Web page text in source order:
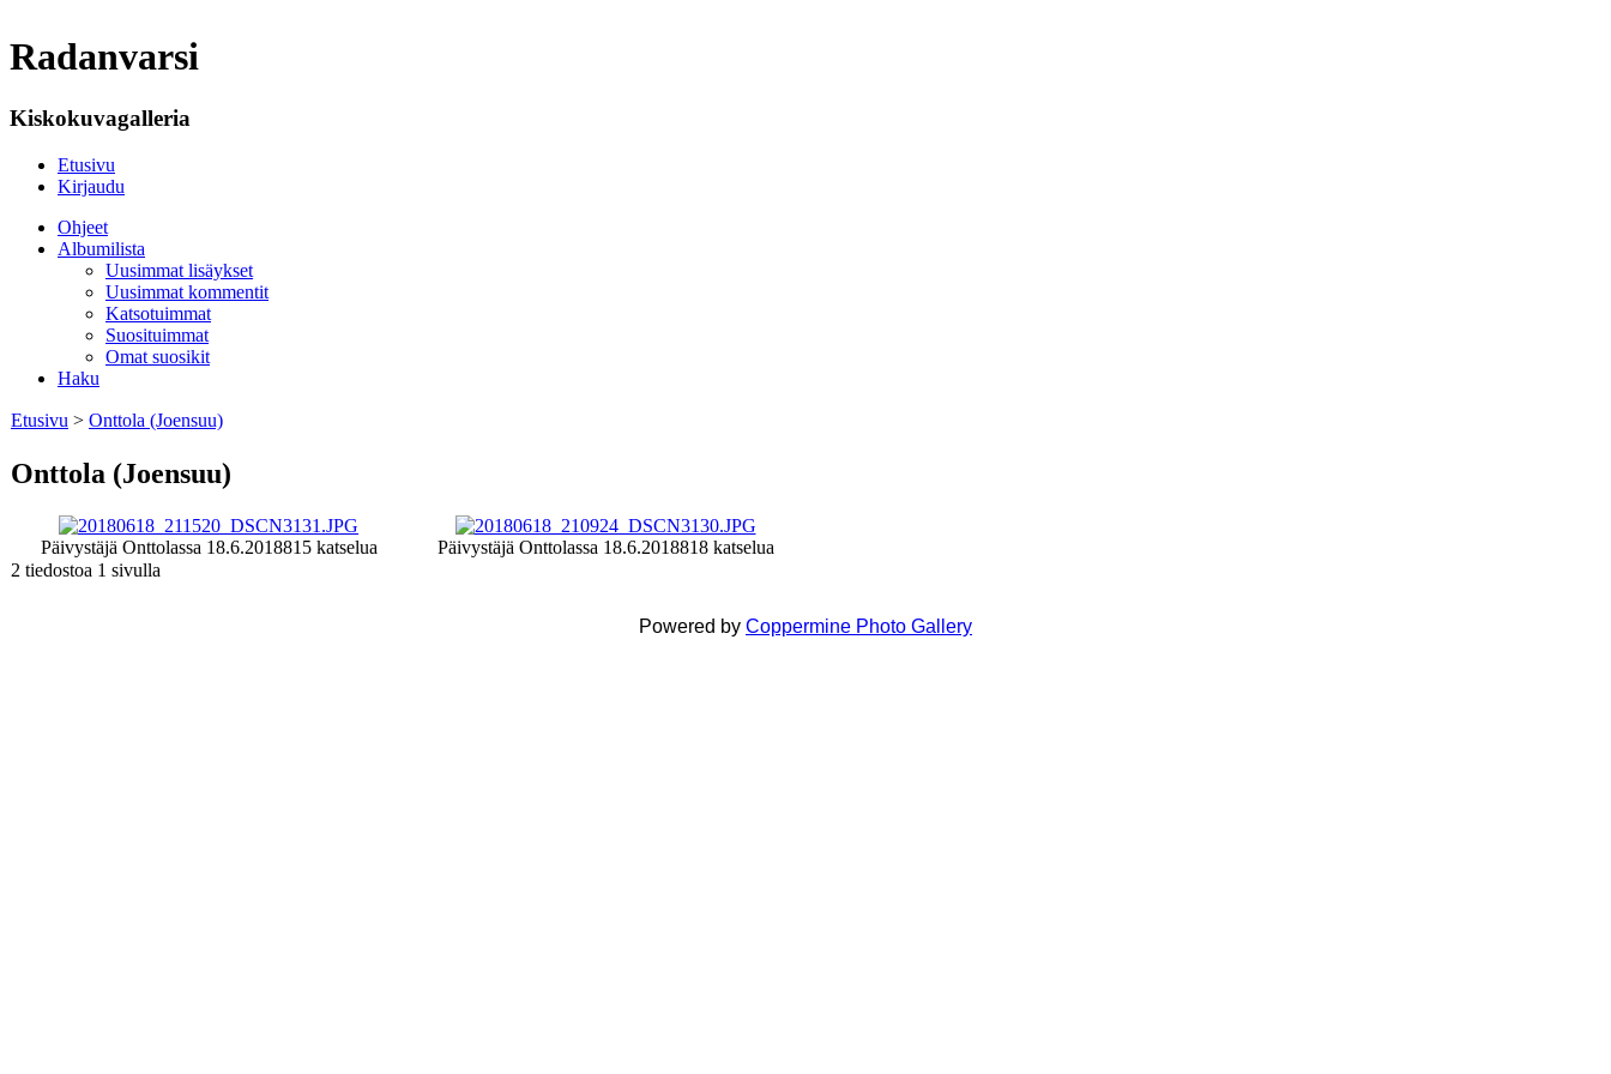
Radanvarsi
Kiskokuvagalleria
Etusivu
Kirjaudu
Ohjeet
Albumilista
Uusimmat lisäykset
Uusimmat kommentit
Katsotuimmat
Suosituimmat
Omat suosikit
Haku
Etusivu > Onttola (Joensuu)
Onttola (Joensuu)
Päivystäjä Onttolassa 18.6.2018815 katselua Päivystäjä Onttolassa 18.6.2018818 katselua
2 tiedostoa 1 sivulla
Powered by Coppermine Photo Gallery